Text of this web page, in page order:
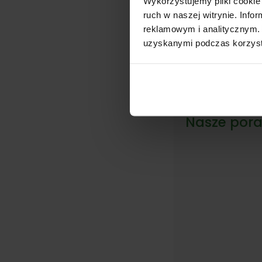
ruch w naszej witrynie.
reklamowym i
uzyskanymi podczas
Dostępny
Proso
Nasze